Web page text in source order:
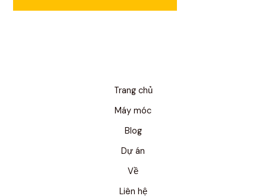
Trang chủ
Máy móc
Blog
Dự án
Về
Liên hệ